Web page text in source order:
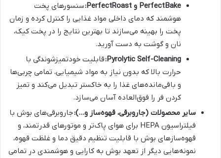
PerfectBake و PerfectRoast:
سنسورهای پخت
هوشمند که دمای داخلی مواد غذایی را کنترل کرده و زمان
پخت را بهینه می‌سازند تا بهترین نتایج را در پخت کیک،
نان و گوشت به دست آورید.
Pyrolytic Self-Cleaning: قابلیت خودتمیزشوندگی با
حرارت بالا که بدون نیاز به مواد شیمیایی، تمامی چربی‌ها
و باقی‌مانده‌های غذا را به خاکستر تبدیل می‌کند و تمیز
کردن فر را فوق‌العاده آسان می‌سازد.
سایر محصولات (جاروبرقی، قهوه‌ساز و…):جاروبرقی‌های بوش با
فیلتراسیون HEPA برای هوای پاک‌تر و موتورهای قدرتمند، و
قهوه‌سازهای بوش با قابلیت تنظیم دقیق دما و غلظت قهوه،
نمونه‌هایی دیگر از تعهد بوش به کارایی و هوشمندی در تمامی